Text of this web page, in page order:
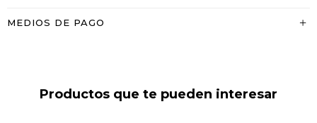
MEDIOS DE PAGO
Productos que te pueden interesar